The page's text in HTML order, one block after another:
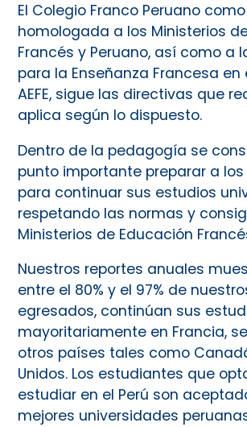
El Colegio Franco Peruano
homologada a los Ministerios
Francés y Peruano, así como a
para la Enseñanza Francesa en
AEFE, sigue las directivas que
aplica según lo dispuesto.
Dentro de la pedagogía se
punto importante preparar a
para continuar sus estudios
respetando las normas y
Ministerios de Educación
Nuestros reportes anuales
entre el 80% y el 97% de
egresados, continúan sus
mayoritariamente en Francia,
otros países tales como
Unidos. Los estudiantes que
estudiar en el Perú son
mejores universidades